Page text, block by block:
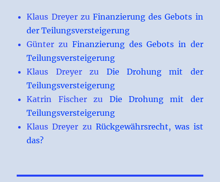
Klaus DreyerzuFinanzierung des Gebots in
der Teilungsversteigerung
Günter zu Finanzierung des Gebots in der
Teilungsversteigerung
Klaus Dreyerzu Die Drohung mit der
Teilungsversteigerung
Katrin Fischerzu Die Drohung mit der
Teilungsversteigerung
Klaus Dreyer zu Rückgewährsrecht, was ist
das?